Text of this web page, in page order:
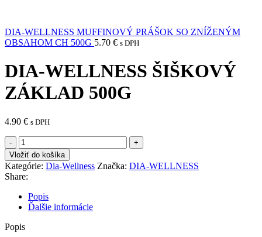
DIA-WELLNESS MUFFINOVÝ PRÁŠOK SO ZNÍŽENÝM
OBSAHOM CH 500G 5.70 € s DPH
DIA-WELLNESS ŠIŠKOVÝ
ZÁKLAD 500G
4.90 € s DPH
množstvo
DIA-
WELLNESS
ŠIŠKOVÝ
ZÁKLAD
500G
Vložiť do košíka
Kategórie: Dia-Wellness Značka: DIA-WELLNESS
Share:
Popis
Ďalšie informácie
Popis